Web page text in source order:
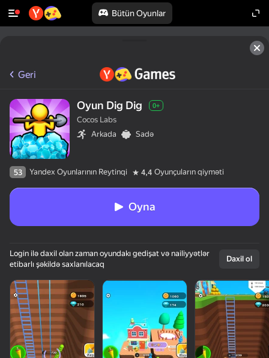
Bütün Oyunlar
Geri
Oyun Dig Dig 0+
Cocos Labs
Arkada
Sadə
53 Yandex Oyunlarının Reytinqi 4,4 Oyunçuların qiyməti
Oyna
Login ilə daxil olan zaman oyundakı gedişat və nailiyyətlər
etibarlı şəkildə saxlanılacaq
Daxil ol